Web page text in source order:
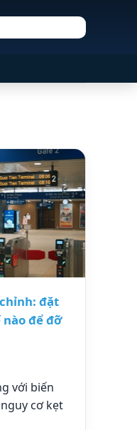
đặt
để đỡ
với biến
cơ kẹt